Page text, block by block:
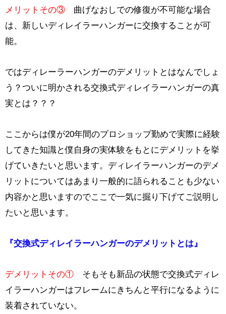
メリットその③ 曲げなおしでの修復が不可能な場合
は、新しいディレイラーハンガーに交換することが可
能。
ではディレーラーハンガーのデメリットとはなんでしょ
う？ついに明かされる交換式ディレイラーハンガーの真
実とは？？？
ここからは僕が20年間のプロショップ勤めで実際に経験
してきた知識と僕自身の実体験をもとにデメリットを挙
げていきたいと思います。ディレイラーハンガーのデメ
リットについてはあまり一般的に語られることも少ない
内容かと思いますのでここで一気に掘り下げてご説明し
たいと思います。
『交換式ディレイラーハンガーのデメリットとは』
デメリットその① そもそも新品の状態で交換式ディレ
イラーハンガーはフレームにきちんと平行になるように
装着されていない。